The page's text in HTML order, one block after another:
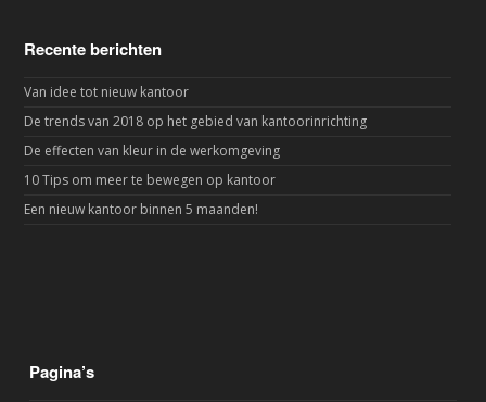
Recente berichten
Van idee tot nieuw kantoor
De trends van 2018 op het gebied van kantoorinrichting
De effecten van kleur in de werkomgeving
10 Tips om meer te bewegen op kantoor
Een nieuw kantoor binnen 5 maanden!
Pagina’s